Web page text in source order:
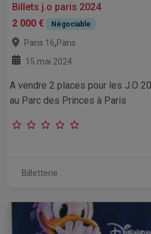
Billets j.o paris 2024
2 000 €
Négociable
Paris 16,Paris
15 mai 2024
A vendre 2 places pour les J.O
au Parc des Princes à Paris
Billetterie